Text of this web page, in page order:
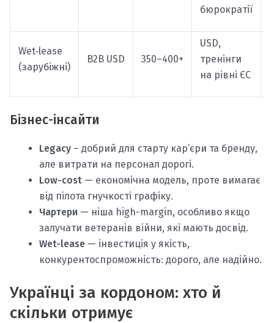
бюрократії
Wet‑lease
(зарубіжні)
B2B USD 350–400+
USD,
тренінги
на рівні ЄС
Бізнес-інсайти
Legacy – добрий для старту кар’єри та бренду,
але витрати на персонал дорогі.
Low-cost — економічна модель, проте вимагає
від пілота гнучкості графіку.
Чартери — ніша high-margin, особливо якщо
залучати ветеранів війни, які мають досвід.
Wet-lease — інвестиція у якість,
конкурентоспроможність: дорого, але надійно.
Українці за кордоном: хто й
скільки отримує